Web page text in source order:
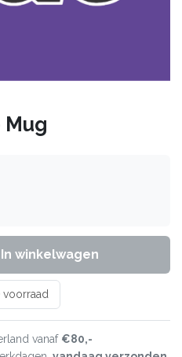
Mug
In winkelwagen
vanaf €80,-